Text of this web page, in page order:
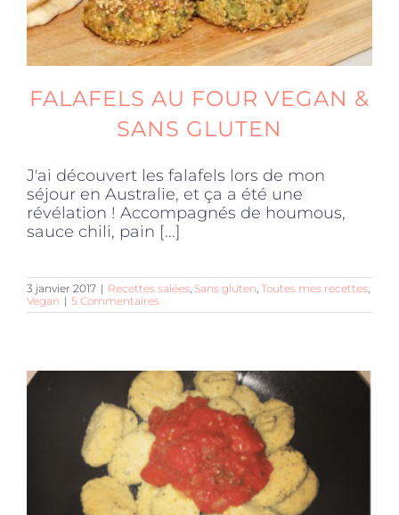
FALAFELS AU FOUR VEGAN &
SANS GLUTEN
J'ai découvert les falafels lors de mon
séjour en Australie, et ça a été une
révélation ! Accompagnés de houmous,
sauce chili, pain [...]
3 janvier 2017 | Recettes salées, Sans gluten, Toutes mes recettes,
Vegan | 5 Commentaires